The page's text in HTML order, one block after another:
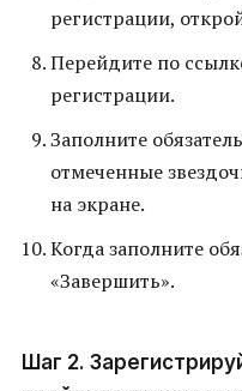
регистрации,
Перейдите по
регистрации.
Заполните
отмеченные
на экране.
Когда заполните
«Завершить».
Шаг 2.